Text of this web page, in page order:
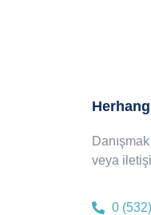
veya
0